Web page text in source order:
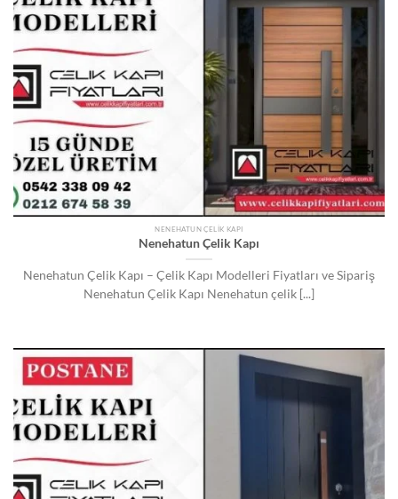
NENEHATUN ÇELIK KAPI
Nenehatun Çelik Kapı
Nenehatun Çelik Kapı – Çelik Kapı Modelleri Fiyatları ve Sipariş
Nenehatun Çelik Kapı Nenehatun çelik [...]